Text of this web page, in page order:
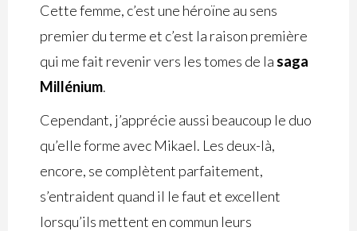
Cette femme, c’est une héroïne au sens
premier du terme et c’est la raison première
qui me fait revenir vers les tomes de la saga
Millénium.
Cependant, j’apprécie aussi beaucoup le duo
qu’elle forme avec Mikael. Les deux-là,
encore, se complètent parfaitement,
s’entraident quand il le faut et excellent
lorsqu’ils mettent en commun leurs